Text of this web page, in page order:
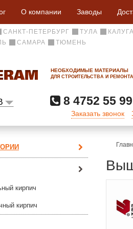
О компании Заводы
САНКТ-ПЕТЕРБУРГ ТУЛА
САМАРА ТЮМЕНЬ
НЕОБХОДИМЫЕ МАТЕРИАЛЫ
ДЛЯ СТРОИТЕЛЬСТВА И РЕМОНТА
8 4752 55
Заказать звонок
кирпич
кирпич